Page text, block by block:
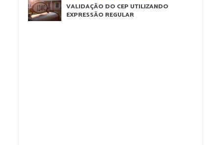
VALIDAÇÃO DO CEP UTILIZANDO
EXPRESSÃO REGULAR